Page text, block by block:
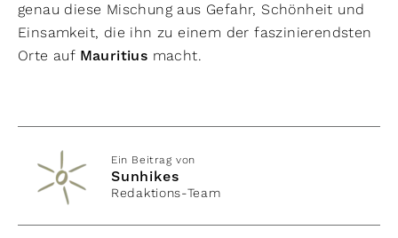
genau diese Mischung aus Gefahr, Schönheit und
Einsamkeit, die ihn zu einem der faszinierendsten
Orte auf Mauritius macht.
Ein Beitrag von
Sunhikes
Redaktions-Team